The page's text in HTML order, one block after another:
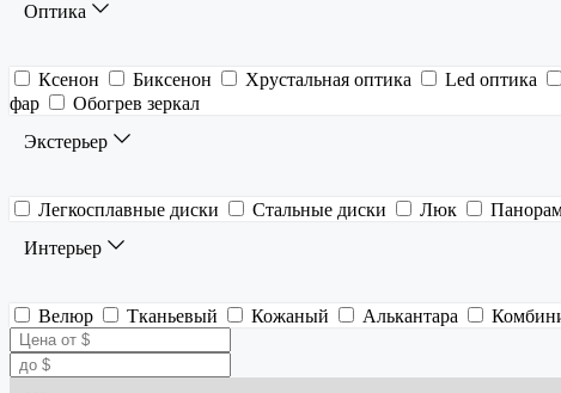
Оптика
Ксенон Биксенон Хрустальная оптика Led оптика
фар
Обогрев зеркал
Экстерьер
Легкосплавные диски Стальные диски Люк
Интерьер
Велюр Тканьевый Кожаный Алькантара